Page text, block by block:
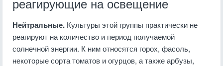
реагирующие на освещение
Нейтральные. Культуры этой группы практически не
реагируют на количество и период получаемой
солнечной энергии. К ним относятся горох, фасоль,
некоторые сорта томатов и огурцов, а также арбузы,